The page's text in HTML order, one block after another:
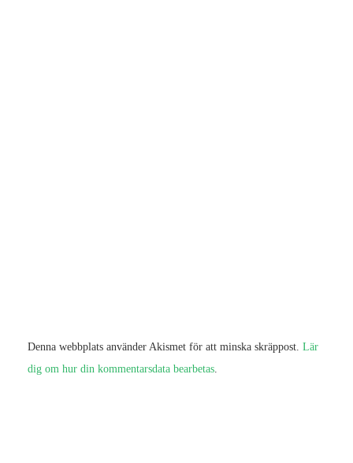
Denna webbplats använder Akismet för att minska skräppost. Lär
dig om hur din kommentarsdata bearbetas